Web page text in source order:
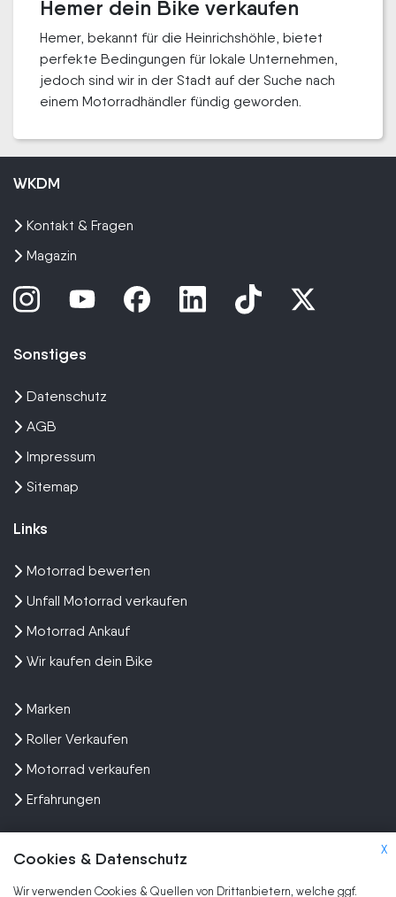
Hemer dein Bike verkaufen
Hemer, bekannt für die Heinrichshöhle, bietet
perfekte Bedingungen für lokale Unternehmen,
jedoch sind wir in der Stadt auf der Suche nach
einem Motorradhändler fündig geworden.
X
Cookies & Datenschutz
Wir verwenden Cookies & Quellen von Drittanbietern, welche ggf.
WKDM
Kontakt & Fragen
Magazin
Sonstiges
Datenschutz
AGB
Impressum
Sitemap
Links
Motorrad bewerten
Unfall Motorrad verkaufen
Motorrad Ankauf
Wir kaufen dein Bike
Marken
Roller Verkaufen
Motorrad verkaufen
Erfahrungen